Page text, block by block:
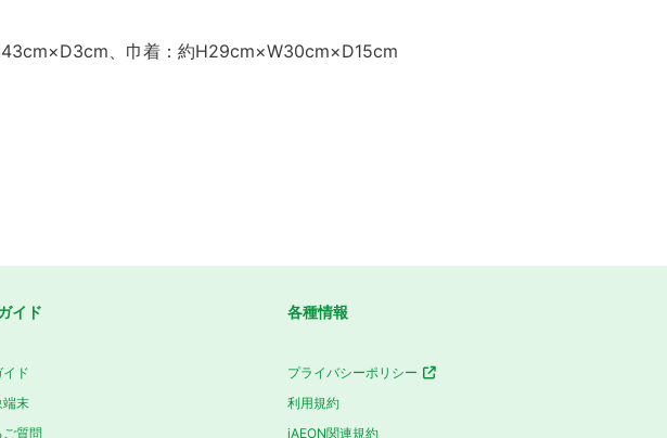
、巾着：約H29cm×W30cm×D15cm
イド
イド
端末
質問
各種情報
プライバシーポリシー
利用規約
iAEON関連規約